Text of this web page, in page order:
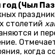
(Чыл
столетий
и
когда